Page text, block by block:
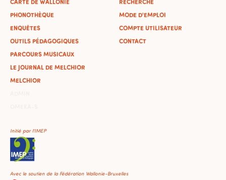
CARTE DE WALLONIE
PHONOTHÈQUE
ENQUÊTES
OUTILS PÉDAGOGIQUES
PARCOURS MUSICAUX
LE JOURNAL DE MELCHIOR
MELCHIOR
RECHERCHE
MODE D'EMPLOI
COMPTE UTILISATEUR
CONTACT
Initié par l'IMEP
Avec le soutien de la Fédération Wallonie-Bruxelles